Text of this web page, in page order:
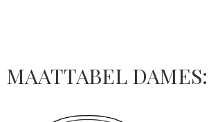
MAATTABEL DAMES: